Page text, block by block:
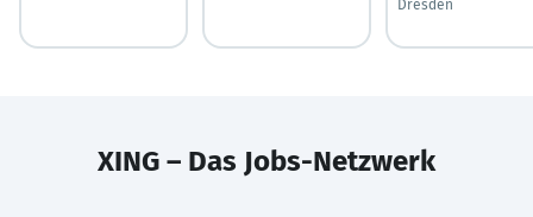
Dresden
XING – Das Jobs-Netzwerk